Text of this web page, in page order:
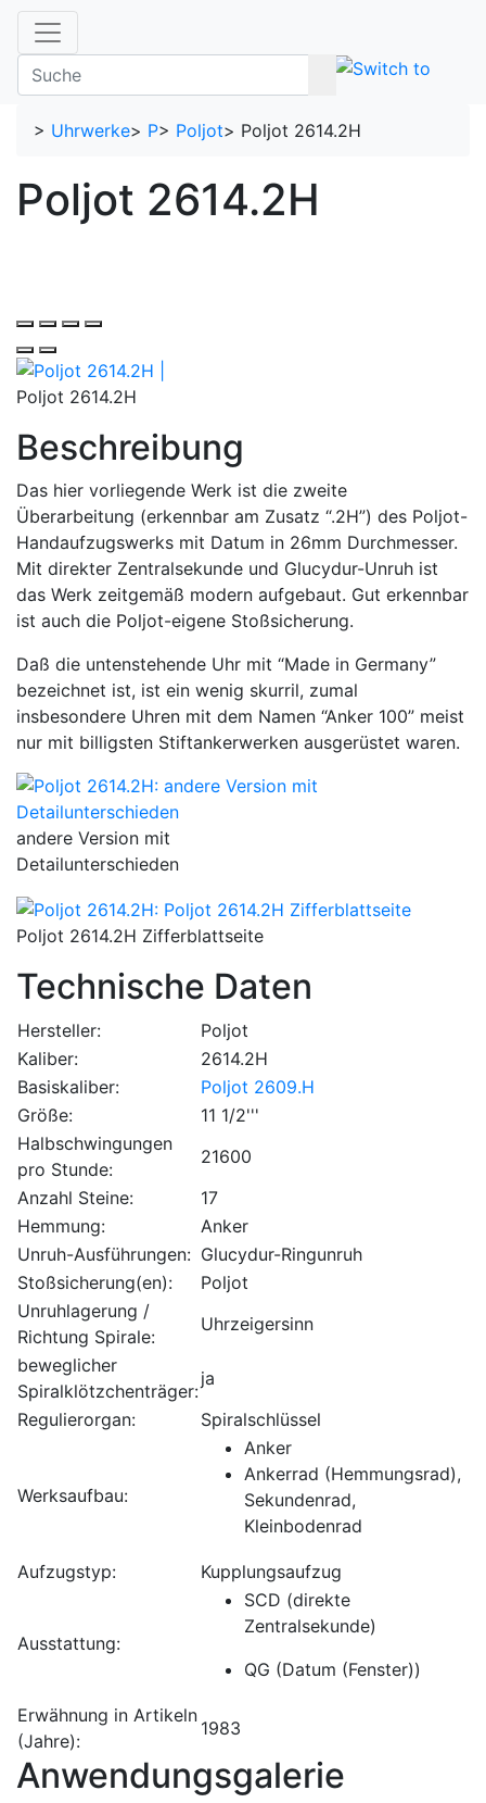
> Uhrwerke> P> Poljot> Poljot 2614.2H
Poljot 2614.2H
Poljot 2614.2H
Beschreibung
Das hier vorliegende Werk ist die zweite
Überarbeitung (erkennbar am Zusatz “.2H”) des Poljot-
Handaufzugswerks mit Datum in 26mm Durchmesser.
Mit direkter Zentralsekunde und Glucydur-Unruh ist
das Werk zeitgemäß modern aufgebaut. Gut erkennbar
ist auch die Poljot-eigene Stoßsicherung.
Daß die untenstehende Uhr mit “Made in Germany”
bezeichnet ist, ist ein wenig skurril, zumal
insbesondere Uhren mit dem Namen “Anker 100” meist
nur mit billigsten Stiftankerwerken ausgerüstet waren.
andere Version mit
Detailunterschieden
Poljot 2614.2H Zifferblattseite
Technische Daten
Hersteller:
Poljot
Kaliber:
2614.2H
Basiskaliber:
Poljot 2609.H
Größe:
11 1/2'''
Halbschwingungen
pro Stunde:
21600
Anzahl Steine:
17
Hemmung:
Anker
Unruh-Ausführungen: Glucydur-Ringunruh
Stoßsicherung(en):
Poljot
Unruhlagerung /
Richtung Spirale:
Uhrzeigersinn
beweglicher
Spiralklötzchenträger:
ja
Regulierorgan:
Spiralschlüssel
Werksaufbau:
Anker
Ankerrad (Hemmungsrad),
Sekundenrad,
Kleinbodenrad
Aufzugstyp: Kupplungsaufzug
Ausstattung:
SCD (direkte
Zentralsekunde)
QG (Datum (Fenster))
Erwähnung in Artikeln
(Jahre):
1983
Anwendungsgalerie